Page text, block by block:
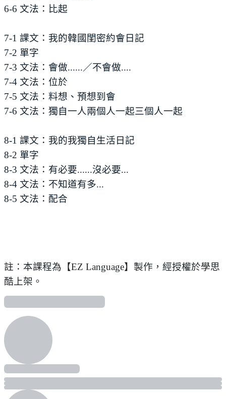
6-6 文法：比起
7-1 課文：我的韓國閨密約會日記
7-2 單字
7-3 文法：會做......／不會做....
7-4 文法：位於
7-5 文法：料想、預想到會
7-6 文法：獨自一人兩個人一起三個人一起
8-1 課文：我的我獨自生活日記
8-2 單字
8-3 文法：有必要......沒必要...
8-4 文法：不知道有多...
8-5 文法：配合
註：本課程為【EZ Language】製作，經授權於學思
酷上架。